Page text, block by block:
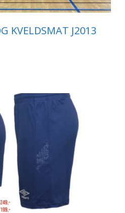
KVELDSMAT J2013